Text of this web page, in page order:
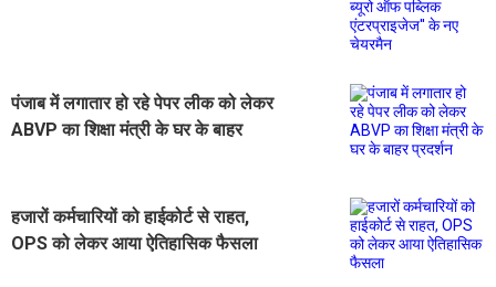
पंजाब में लगातार हो रहे पेपर लीक को लेकर
ABVP का शिक्षा मंत्री के घर के बाहर
हजारों कर्मचारियों को हाईकोर्ट से राहत,
OPS को लेकर आया ऐतिहासिक फैसला